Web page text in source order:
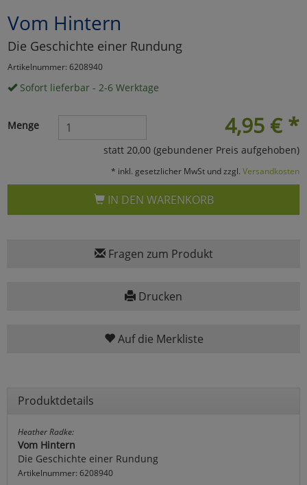
Vom Hintern
Die Geschichte einer Rundung
Artikelnummer: 6208940
Sofort lieferbar - 2-6 Werktage
4,95 € *
Menge
statt 20,00 (gebundener Preis aufgehoben)
* inkl. gesetzlicher MwSt und zzgl. Versandkosten
IN DEN WARENKORB
Fragen zum Produkt
Drucken
Auf die Merkliste
Produktdetails
Heather Radke:
Vom Hintern
Die Geschichte einer Rundung
Artikelnummer: 6208940
Marketing
Umfragetools
Cookies
Alle Akzeptieren
Cookies
Einstellungen speichern
zurückzu Haupptseite